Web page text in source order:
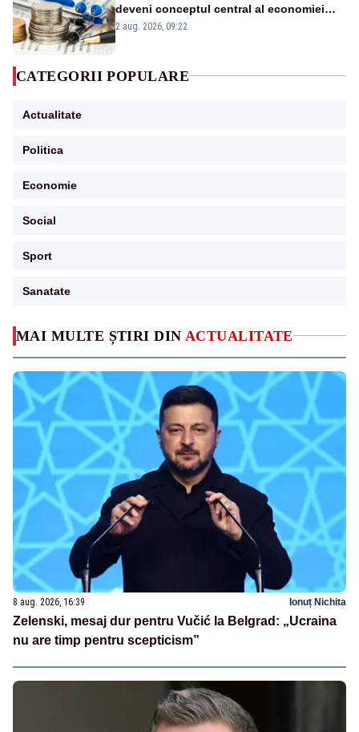
MAI MULTE ȘTIRI DIN ACTUALITATE
8 aug. 2026, 16:39 Ionuț Nichita
Zelenski, mesaj dur pentru Vučić la Belgrad: „Ucraina
nu are timp pentru scepticism”
deveni conceptul central al economiei
viitoare?
2 aug. 2026, 09:22
CATEGORII POPULARE
Actualitate
Politica
Economie
Social
Sport
Sanatate